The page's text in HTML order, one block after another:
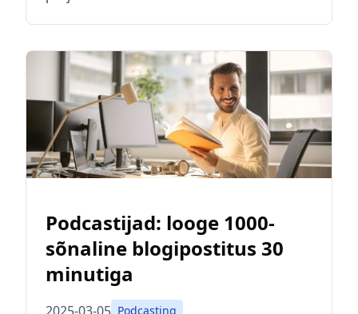
Podcastijad: looge 1000-
sõnaline blogipostitus 30
minutiga
Podcasting